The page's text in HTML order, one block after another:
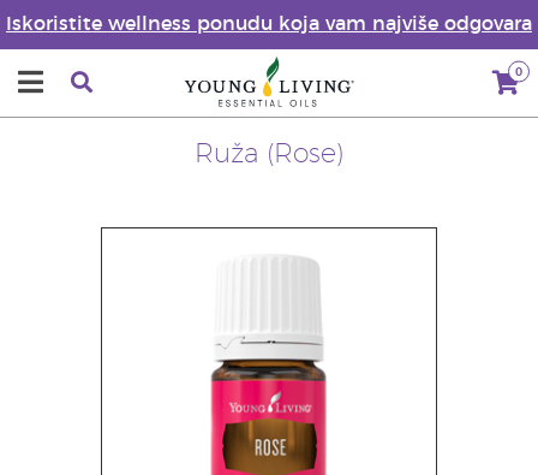
Iskoristite wellness ponudu koja vam najviše odgovara
0
Ruža (Rose)